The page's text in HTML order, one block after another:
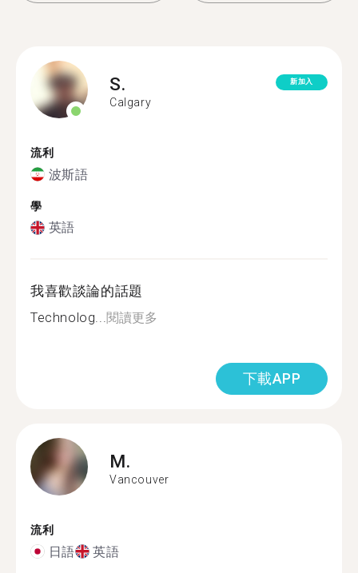
S.
Calgary
新加入
流利
波斯語
學
英語
我喜歡談論的話題
Technolog...閱讀更多
下載APP
M.
Vancouver
流利
日語 英語